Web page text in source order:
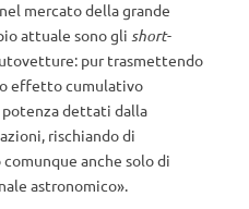
mercato della grande
attuale sono gli short-
pur trasmettendo
effetto cumulativo
dettati dalla
rischiando di
anche solo di
astronomico».